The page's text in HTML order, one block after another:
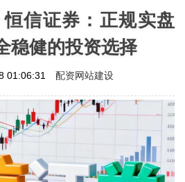
信证券：正规实盘
稳健的投资选择
01:06:31 配资网站建设